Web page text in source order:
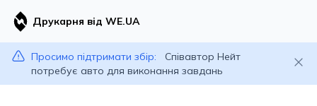
Друкарня від WE.UA
Просимо підтримати збір:
Співавтор Нейт
потребує авто для виконання завдань